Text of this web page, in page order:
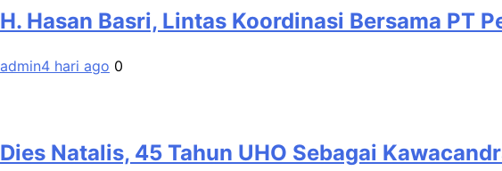
H. Hasan Basri, Lintas Koordinasi Bersama PT
admin4 hari ago 0
‎Dies Natalis, 45 Tahun UHO Sebagai